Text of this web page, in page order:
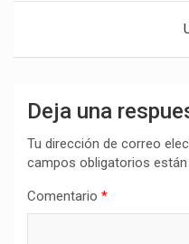
Deja una
Tu dirección de correo
campos obligatorios
Comentario *